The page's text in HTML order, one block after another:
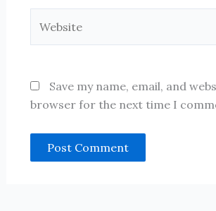
Save my name, email, and
browser for the next time I